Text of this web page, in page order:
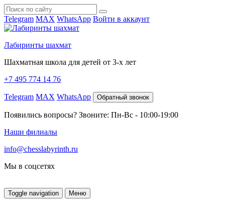
Telegram MAX WhatsApp Войти в аккаунт
Лабиринты шахмат
Шахматная школа для детей от 3-х лет
+7 495 774 14 76
Telegram MAX WhatsApp Обратный звонок
Появились вопросы? Звоните: Пн-Вс - 10:00-19:00
Наши филиалы
info@chesslabyrinth.ru
Мы в соцсетях
Toggle navigation Меню